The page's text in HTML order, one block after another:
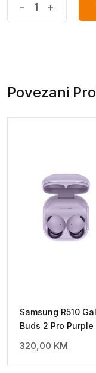
Type-
- +
Povezani
Samsung R510
Buds 2 Pro Purple
320,00 KM